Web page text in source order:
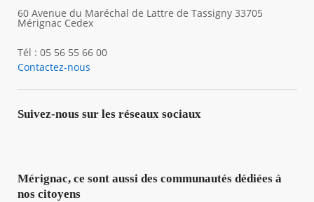
60 Avenue du Maréchal de Lattre de Tassigny 33705
Mérignac Cedex
Tél : 05 56 55 66 00
Contactez-nous
Suivez-nous sur les réseaux sociaux
Mérignac, ce sont aussi des communautés dédiées à
nos citoyens